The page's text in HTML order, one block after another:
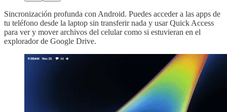
Sincronización profunda con Android. Puedes acceder a las apps de
tu teléfono desde la laptop sin transferir nada y usar Quick Access
para ver y mover archivos del celular como si estuvieran en el
explorador de Google Drive.